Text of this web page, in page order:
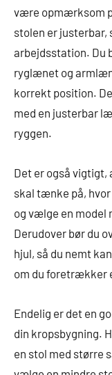
være opmærksom
stolen er justerbar,
arbejdsstation. Du
ryglænet og
korrekt position.
med en justerbar
ryggen.
Det er også vigtigt,
skal tænke på, hvor
og vælge en model
Derudover bør du
hjul, så du nemt
om du foretrækker
Endelig er det en
din kropsbygning.
en stol med større